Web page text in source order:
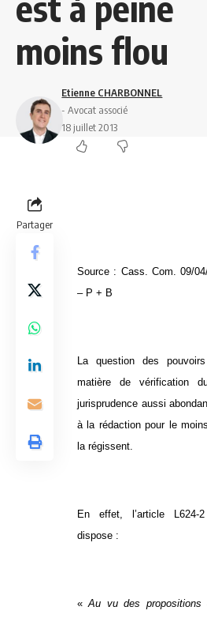
moins flou
Etienne CHARBONNEL
- Avocat associé
18 juillet 2013
Partager
Source : Cass. Com. 09/
– P + B
La question des
matière de vérification
jurisprudence aussi
à la rédaction pour le
la régissent.
En effet, l’article
dispose :
«Au vu des propositions